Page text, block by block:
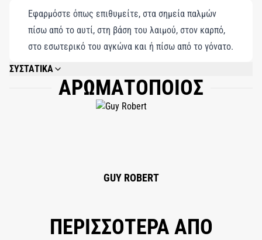
Εφαρμόστε όπως επιθυμείτε, στα σημεία παλμών
πίσω από το αυτί, στη βάση του λαιμού, στον καρπό,
στο εσωτερικό του αγκώνα και ή πίσω από το γόνατο.
ΣΥΣΤΑΤΙΚΑ
ALCOHOL DENAT, PARFUM, CITRONELLOL, HYDROXYCITRONELLAL,
HEXYL CINNAMAL, GERANIOL, LINALOOL, COUMARIN, BENZYL ALCOHOL,
ALPHA-ISOMETHYL IONONE, CINNAMYL ALCOHOL, LIMONENE, BENZYL
ΑΡΩΜΑΤΟΠΟΙΟΣ
GUY ROBERT
ΠΕΡΙΣΣΟΤΕΡΑ ΑΠΟ